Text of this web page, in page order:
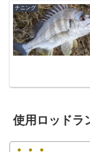
チニング
使用ロッドラ